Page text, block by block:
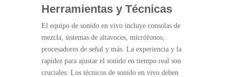
Herramientas y Técnicas
El equipo de sonido en vivo incluye consolas de
mezcla, sistemas de altavoces, micrófonos,
procesadores de señal y más. La experiencia y la
rapidez para ajustar el sonido en tiempo real son
cruciales. Los técnicos de sonido en vivo deben